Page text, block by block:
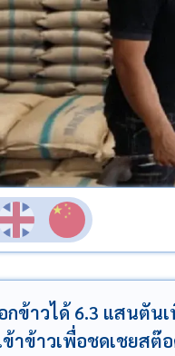
กข้าวได้ 6.3 แสนตัน
ข้าข้าวเพื่อชดเชยส